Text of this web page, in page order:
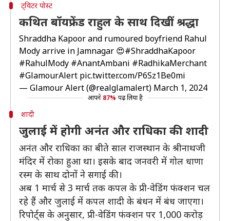
ट्विटर पोस्ट
कथित बॉयफ्रेंड राहुल के साथ दिखीं श्रद्धा
Shraddha Kapoor and rumoured boyfriend Rahul
Mody arrive in Jamnagar 😍#ShraddhaKapoor
#RahulMody #AnantAmbani #RadhikaMerchant
#GlamourAlert pic.twitter.com/P6Sz1Be0mi
— Glamour Alert (@realglamalert) March 1, 2024
आपने 87% पढ़ लिया है
शादी
जुलाई में होगी अनंत और राधिका की शादी
अनंत और राधिका का बीते साल राजस्थान के श्रीनाथजी
मंदिर में रोका हुआ था। इसके बाद जनवरी में गोल धाणा
रस्म के साथ दोनों ने सगाई की।
अब 1 मार्च से 3 मार्च तक कपल के प्री-वेडिंग फंक्शन चल
रहे हैं और जुलाई में कपल शादी के बंधन में बंध जाएगा।
रिपोर्ट्स के अनुसार, प्री-वेडिंग फंक्शन पर 1,000 करोड़